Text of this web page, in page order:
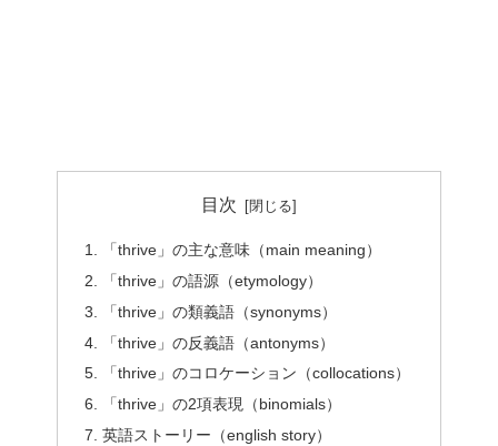
目次
「thrive」の主な意味（main meaning）
「thrive」の語源（etymology）
「thrive」の類義語（synonyms）
「thrive」の反義語（antonyms）
「thrive」のコロケーション（collocations）
「thrive」の2項表現（binomials）
英語ストーリー（english story）